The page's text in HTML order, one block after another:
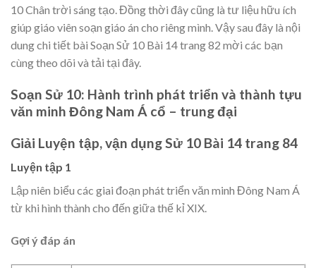
10 Chân trời sáng tạo. Đồng thời đây cũng là tư liệu hữu ích
giúp giáo viên soạn giáo án cho riêng mình. Vậy sau đây là nội
dung chi tiết bài Soạn Sử 10 Bài 14 trang 82 mời các bạn
cùng theo dõi và tải tại đây.
Soạn Sử 10: Hành trình phát triển và thành tựu
văn minh Đông Nam Á cổ – trung đại
Giải Luyện tập, vận dụng Sử 10 Bài 14 trang 84
Luyện tập 1
Lập niên biểu các giai đoạn phát triển văn minh Đông Nam Á
từ khi hình thành cho đến giữa thế kỉ XIX.
Gợi ý đáp án